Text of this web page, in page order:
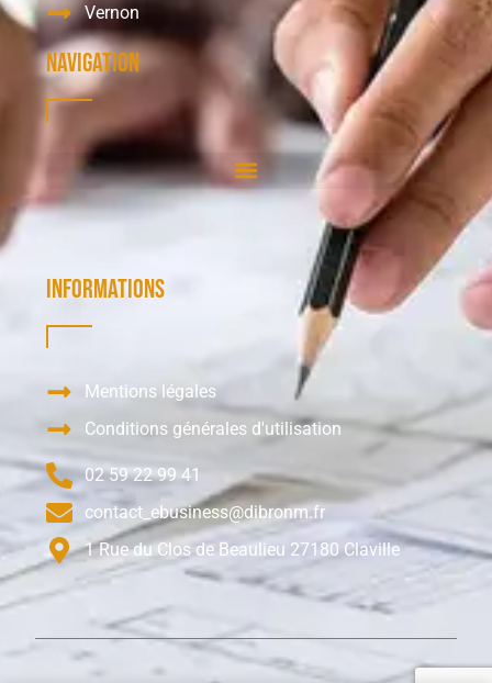
Vernon
Navigation
Informations
Mentions légales
Conditions générales d'utilisation
02 59 22 99 41
contact_ebusiness@dibronm.fr
1 Rue du Clos de Beaulieu 27180 Claville